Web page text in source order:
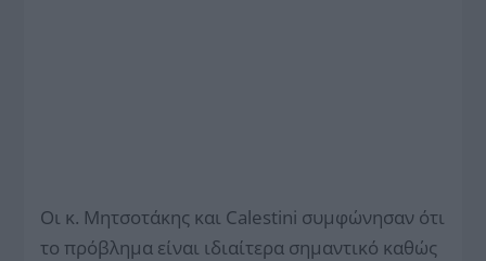
Οι κ. Μητσοτάκης και Calestini συμφώνησαν ότι
το πρόβλημα είναι ιδιαίτερα σημαντικό καθώς